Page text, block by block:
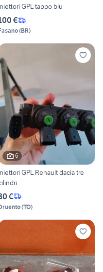
GPL tappo blu
€
(BR)
6
GPL Renault dacia tre
€
(TO)